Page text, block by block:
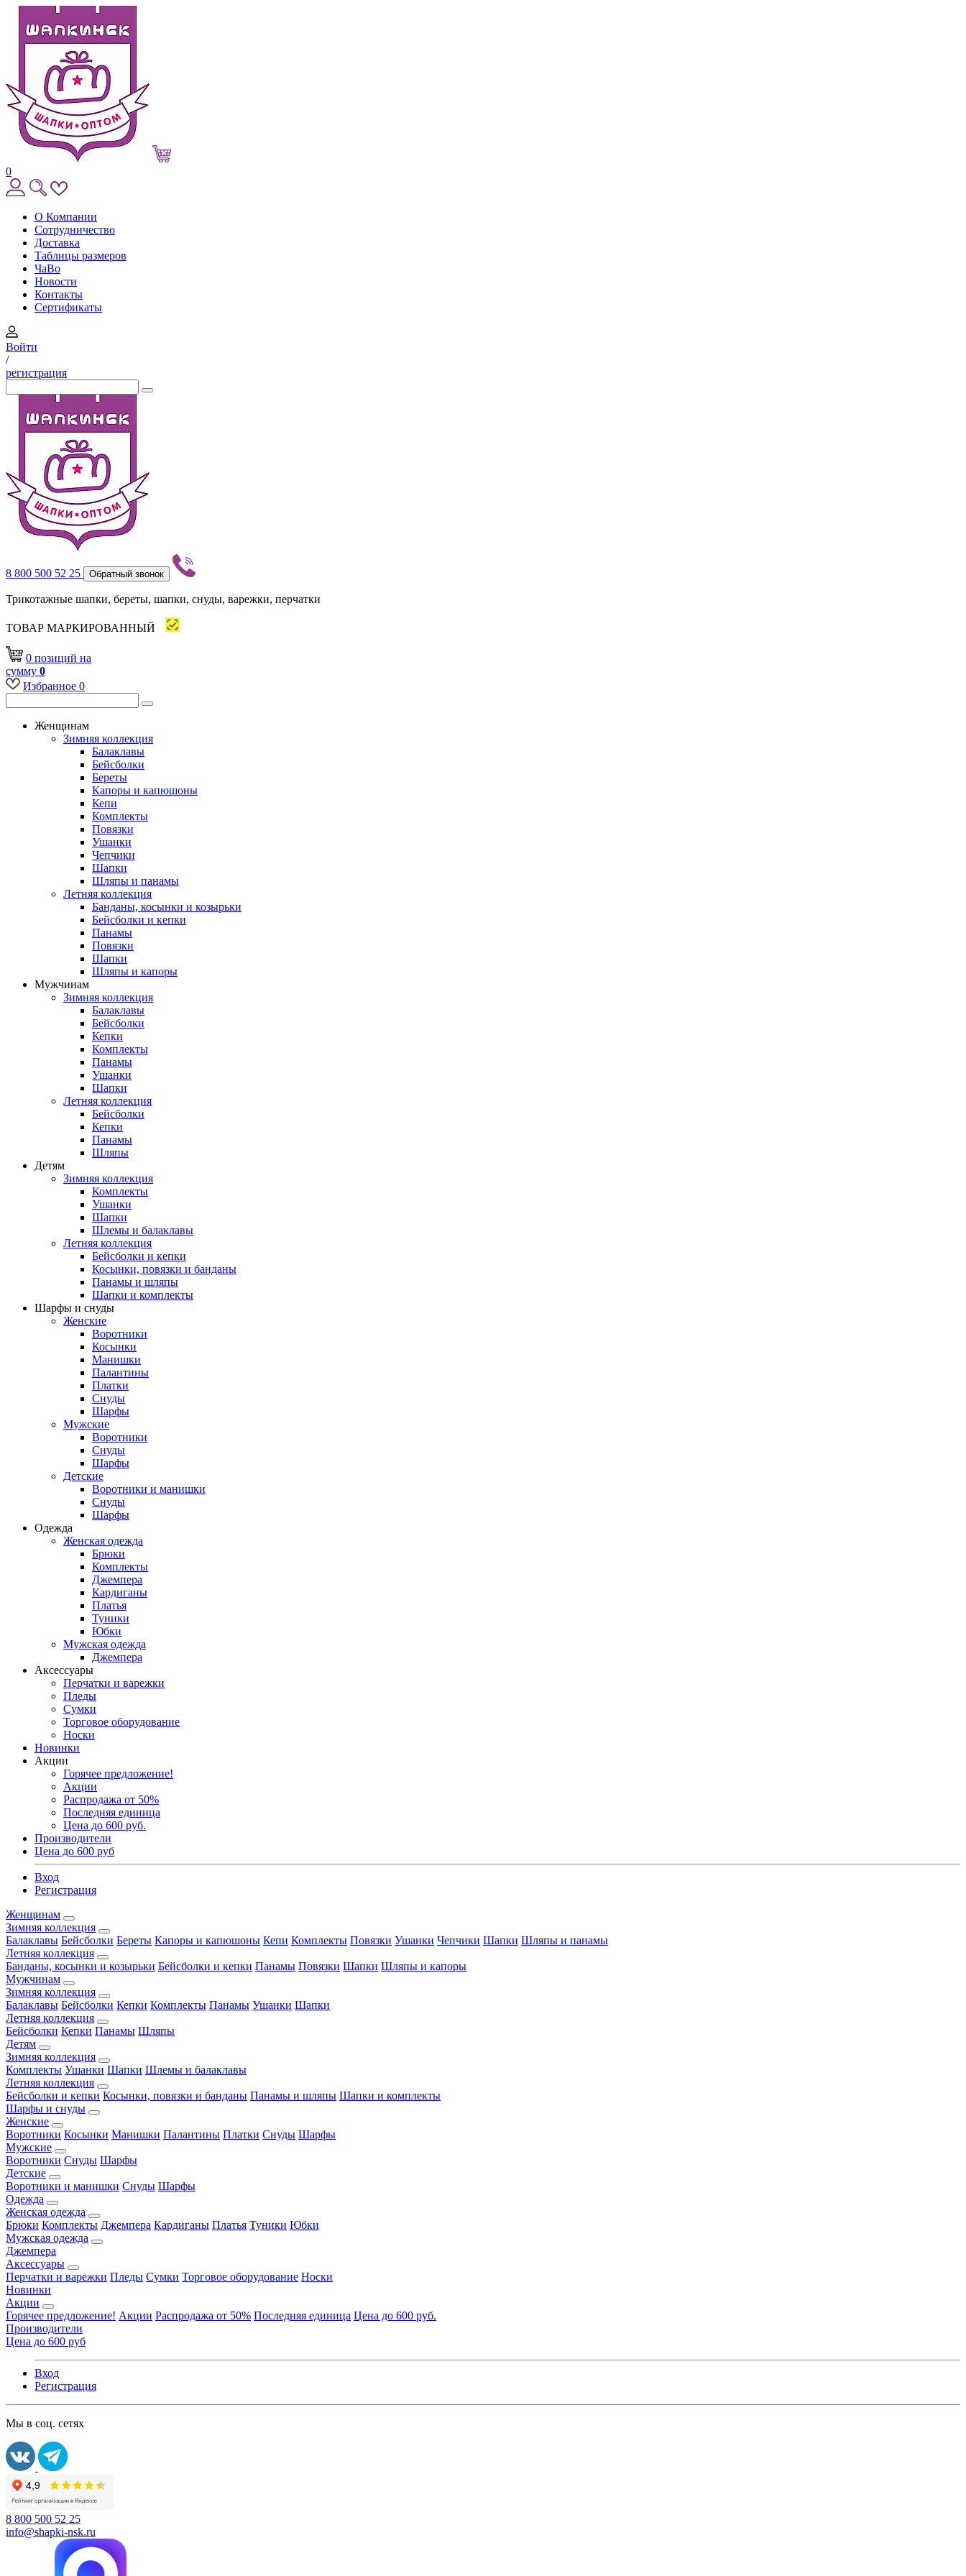
0
О Компании
Сотрудничество
Доставка
Таблицы размеров
ЧаВо
Новости
Контакты
Сертификаты
Войти
/
регистрация
8 800 500 52 25 Обратный звонок
Трикотажные шапки, береты, шапки, снуды, варежки, перчатки
ТОВАР МАРКИРОВАННЫЙ
0 позиций на
сумму 0
Избранное 0
Женщинам
Зимняя коллекция
Балаклавы
Бейсболки
Береты
Капоры и капюшоны
Кепи
Комплекты
Повязки
Ушанки
Чепчики
Шапки
Шляпы и панамы
Летняя коллекция
Банданы, косынки и козырьки
Бейсболки и кепки
Панамы
Повязки
Шапки
Шляпы и капоры
Мужчинам
Зимняя коллекция
Балаклавы
Бейсболки
Кепки
Комплекты
Панамы
Ушанки
Шапки
Летняя коллекция
Бейсболки
Кепки
Панамы
Шляпы
Детям
Зимняя коллекция
Комплекты
Ушанки
Шапки
Шлемы и балаклавы
Летняя коллекция
Бейсболки и кепки
Косынки, повязки и банданы
Панамы и шляпы
Шапки и комплекты
Шарфы и снуды
Женские
Воротники
Косынки
Манишки
Палантины
Платки
Снуды
Шарфы
Мужские
Воротники
Снуды
Шарфы
Детские
Воротники и манишки
Снуды
Шарфы
Одежда
Женская одежда
Брюки
Комплекты
Джемпера
Кардиганы
Платья
Туники
Юбки
Мужская одежда
Джемпера
Аксессуары
Перчатки и варежки
Пледы
Сумки
Торговое оборудование
Носки
Новинки
Акции
Горячее предложение!
Акции
Распродажа от 50%
Последняя единица
Цена до 600 руб.
Производители
Цена до 600 руб
Вход
Регистрация
Женщинам
Зимняя коллекция
Балаклавы Бейсболки Береты Капоры и капюшоны Кепи Комплекты Повязки Ушанки Чепчики Шапки Шляпы и панамы
Летняя коллекция
Банданы, косынки и козырьки Бейсболки и кепки Панамы Повязки Шапки Шляпы и капоры
Мужчинам
Зимняя коллекция
Балаклавы Бейсболки Кепки Комплекты Панамы Ушанки Шапки
Летняя коллекция
Бейсболки Кепки Панамы Шляпы
Детям
Зимняя коллекция
Комплекты Ушанки Шапки Шлемы и балаклавы
Летняя коллекция
Бейсболки и кепки Косынки, повязки и банданы Панамы и шляпы Шапки и комплекты
Шарфы и снуды
Женские
Воротники Косынки Манишки Палантины Платки Снуды Шарфы
Мужские
Воротники Снуды Шарфы
Детские
Воротники и манишки Снуды Шарфы
Одежда
Женская одежда
Брюки Комплекты Джемпера Кардиганы Платья Туники Юбки
Мужская одежда
Джемпера
Аксессуары
Перчатки и варежки Пледы Сумки Торговое оборудование Носки
Новинки
Акции
Горячее предложение! Акции Распродажа от 50% Последняя единица Цена до 600 руб.
Производители
Цена до 600 руб
Вход
Регистрация
Мы в соц. сетях
8 800 500 52 25
info@shapki-nsk.ru